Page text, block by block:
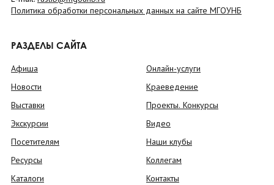
Политика обработки персональных данных на сайте МГОУНБ
РАЗДЕЛЫ САЙТА
Афиша
Новости
Выставки
Экскурсии
Посетителям
Ресурсы
Каталоги
Онлайн-услуги
Краеведение
Проекты. Конкурсы
Видео
Наши клубы
Коллегам
Контакты